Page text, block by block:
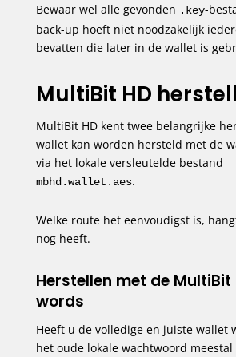
Bewaar wel alle gevonden .key-
back-up hoeft niet noodzakelijk
bevatten die later in de wallet is
MultiBit HD
MultiBit HD kent twee belangrijke
wallet kan worden hersteld met de
via het lokale versleutelde bestand
mbhd.wallet.aes.
Welke route het eenvoudigst is,
nog heeft.
Herstellen met de MultiBit
words
Heeft u de volledige en juiste wallet
het oude lokale wachtwoord